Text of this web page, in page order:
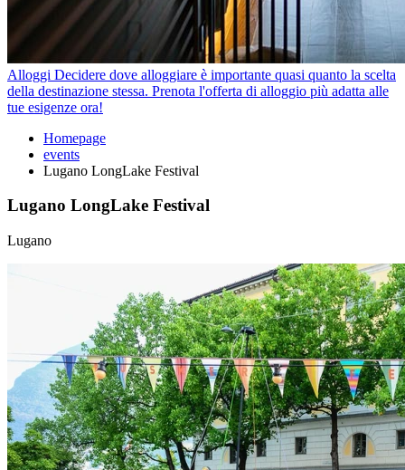
Alloggi Decidere dove alloggiare è importante quasi quanto la scelta
della destinazione stessa. Prenota l'offerta di alloggio più adatta alle
tue esigenze ora!
Homepage
events
Lugano LongLake Festival
Lugano LongLake Festival
Lugano